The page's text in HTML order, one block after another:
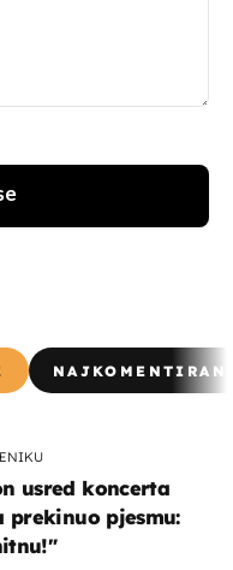
usred koncerta
prekinuo pjesmu: